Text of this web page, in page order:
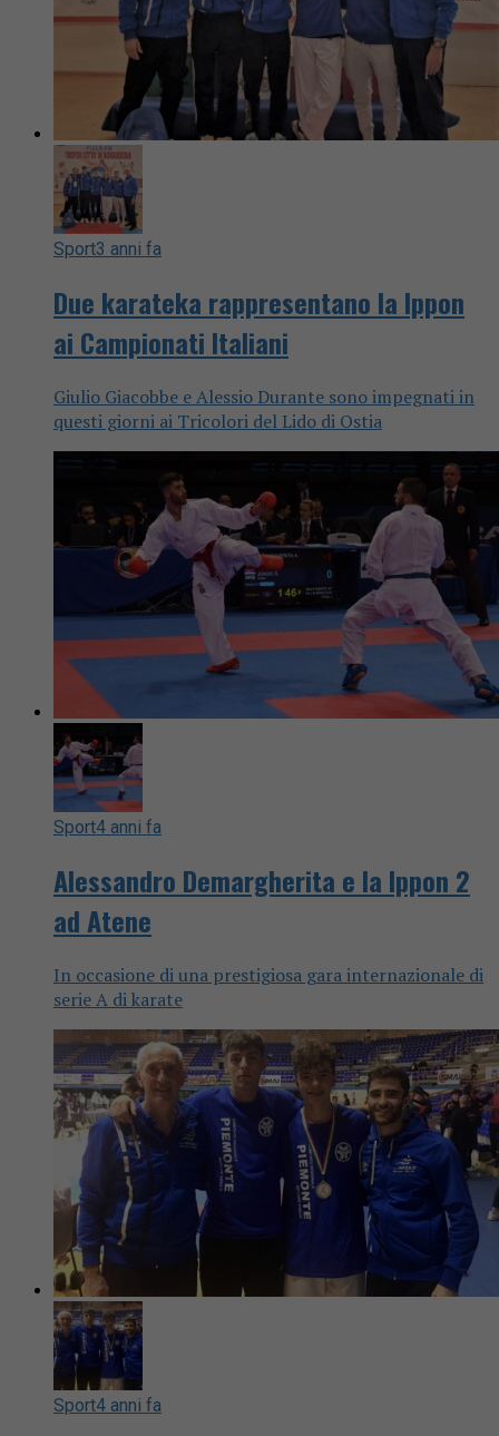
Sport3 anni fa
Due karateka rappresentano la Ippon
ai Campionati Italiani
Giulio Giacobbe e Alessio Durante sono impegnati in
questi giorni ai Tricolori del Lido di Ostia
Sport4 anni fa
Alessandro Demargherita e la Ippon 2
ad Atene
In occasione di una prestigiosa gara internazionale di
serie A di karate
Sport4 anni fa